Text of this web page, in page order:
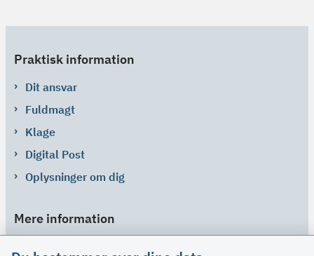
Praktisk information
Dit ansvar
Fuldmagt
Klage
Digital Post
Oplysninger om dig
Mere information